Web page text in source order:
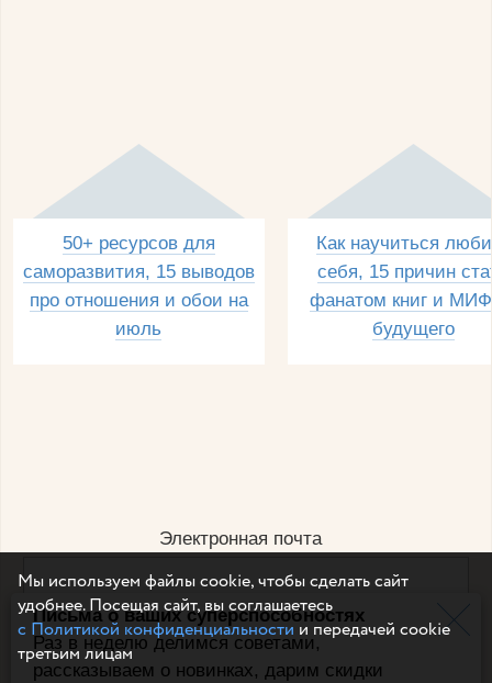
Письма о ваших суперспособностях
Раз в неделю делимся советами,
рассказываем о новинках, дарим скидки
50+ ресурсов для
саморазвития, 15 выводов
про отношения и обои на
июль
Как научиться
себя, 15 причин
фанатом книг и
будущего
Электронная почта
Например, dulsineya@gmail.com
Без спама и смс
Мы используем файлы cookie, чтобы сделать сайт
удобнее. Посещая сайт, вы соглашаетесь
с Политикой конфиденциальностии передачей cookie
третьим лицам